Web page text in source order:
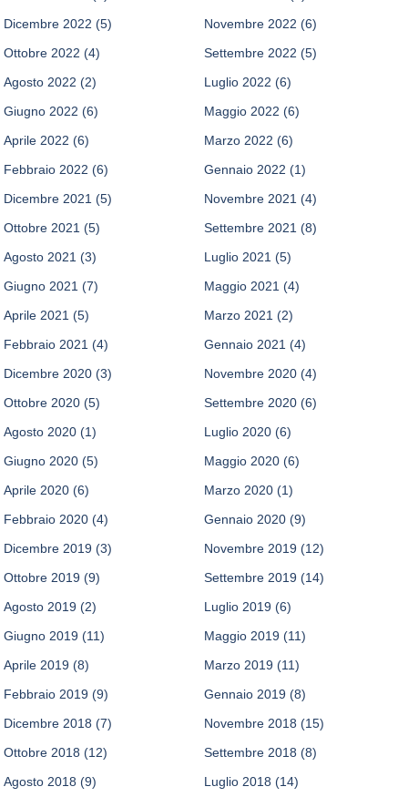
Dicembre 2022 (5) Novembre 2022 (6)
Ottobre 2022 (4) Settembre 2022 (5)
Agosto 2022 (2) Luglio 2022 (6)
Giugno 2022 (6) Maggio 2022 (6)
Aprile 2022 (6) Marzo 2022 (6)
Febbraio 2022 (6) Gennaio 2022 (1)
Dicembre 2021 (5) Novembre 2021 (4)
Ottobre 2021 (5) Settembre 2021 (8)
Agosto 2021 (3) Luglio 2021 (5)
Giugno 2021 (7) Maggio 2021 (4)
Aprile 2021 (5) Marzo 2021 (2)
Febbraio 2021 (4) Gennaio 2021 (4)
Dicembre 2020 (3) Novembre 2020 (4)
Ottobre 2020 (5) Settembre 2020 (6)
Agosto 2020 (1) Luglio 2020 (6)
Giugno 2020 (5) Maggio 2020 (6)
Aprile 2020 (6) Marzo 2020 (1)
Febbraio 2020 (4) Gennaio 2020 (9)
Dicembre 2019 (3) Novembre 2019 (12)
Ottobre 2019 (9) Settembre 2019 (14)
Agosto 2019 (2) Luglio 2019 (6)
Giugno 2019 (11) Maggio 2019 (11)
Aprile 2019 (8) Marzo 2019 (11)
Febbraio 2019 (9) Gennaio 2019 (8)
Dicembre 2018 (7) Novembre 2018 (15)
Ottobre 2018 (12) Settembre 2018 (8)
Agosto 2018 (9) Luglio 2018 (14)